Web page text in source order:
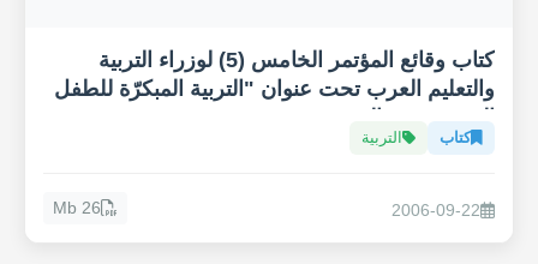
كتاب وقائع المؤتمر الخامس (5) لوزراء التربية
والتعليم العرب تحت عنوان "التربية المبكرّة للطفل
العربي في عالم متغير"
كتاب التربية
2006-09-22
26 Mb